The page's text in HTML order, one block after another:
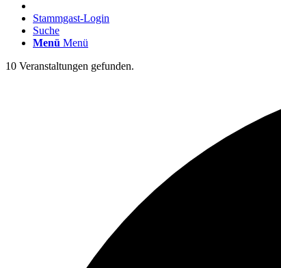
Stammgast-Login
Suche
Menü Menü
10 Veranstaltungen gefunden.